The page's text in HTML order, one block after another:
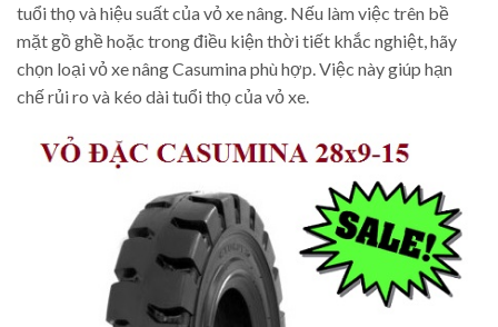
tuổi thọ và hiệu suất của vỏ xe nâng. Nếu làm việc trên bề
mặt gồ ghề hoặc trong điều kiện thời tiết khắc nghiệt, hãy
chọn loại vỏ xe nâng Casumina phù hợp. Việc này giúp hạn
chế rủi ro và kéo dài tuổi thọ của vỏ xe.